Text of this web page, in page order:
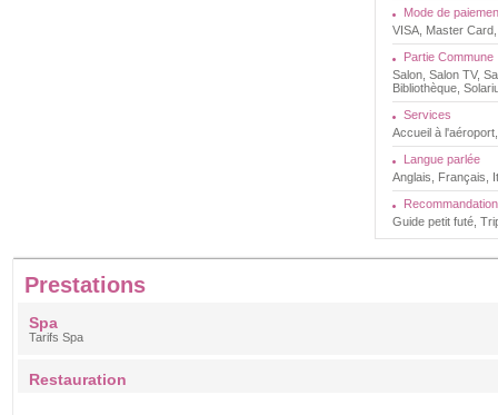
Mode de
VISA, Master
Partie Commune
Salon, Salon TV,
Bibliothèque,
Services
Accueil à
Langue parlée
Anglais, Français,
Recommandation
Guide petit futé,
Prestations
Spa
Tarifs Spa
Restauration